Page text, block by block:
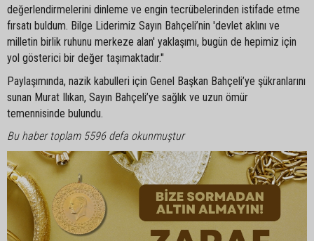
değerlendirmelerini dinleme ve engin tecrübelerinden istifade etme
fırsatı buldum. Bilge Liderimiz Sayın Bahçeli’nin 'devlet aklını ve
milletin birlik ruhunu merkeze alan' yaklaşımı, bugün de hepimiz için
yol gösterici bir değer taşımaktadır."
Paylaşımında, nazik kabulleri için Genel Başkan Bahçeli’ye şükranlarını
sunan Murat Ilıkan, Sayın Bahçeli’ye sağlık ve uzun ömür
temennisinde bulundu.
Bu haber toplam 5596 defa okunmuştur